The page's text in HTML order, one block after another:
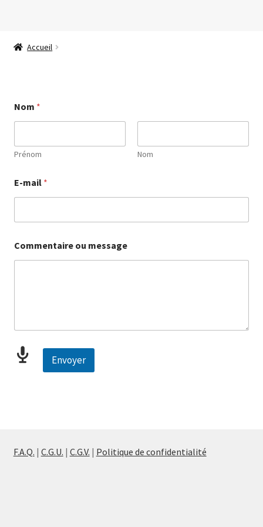
la
contenu
Accueil
Nom *
Prénom Nom
E-mail *
Commentaire ou message
Envoyer
F.A.Q. | C.G.U. | C.G.V. | Politique de confidentialité